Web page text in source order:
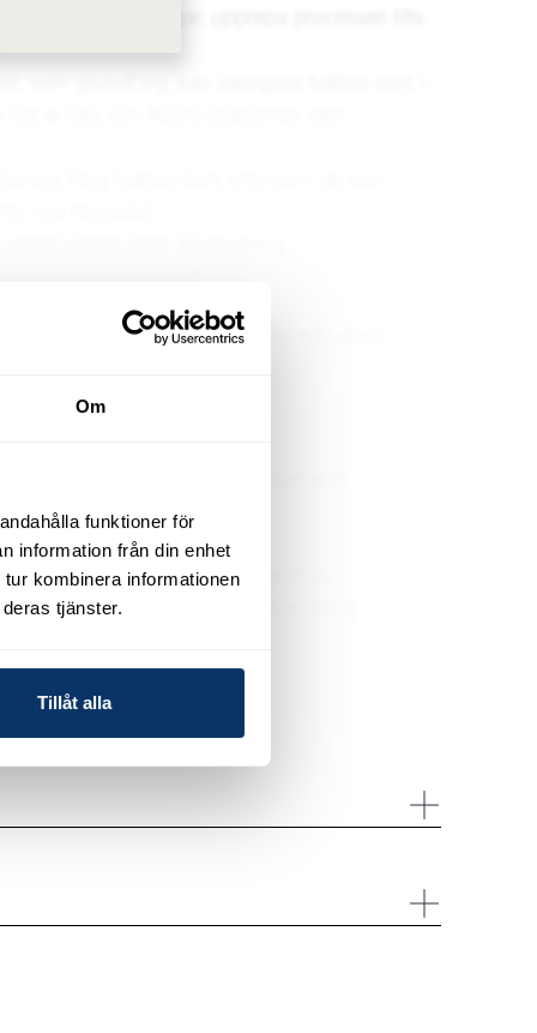
Om
funktioner för
information från din enhet
kombinera informationen
tjänster.
Tillåt alla
m² (varierar beroende på färg och ytans
negativa påverkningar.
epoxybelagda ytor.
område eller utomhus.
med varmt vatten efter användning.